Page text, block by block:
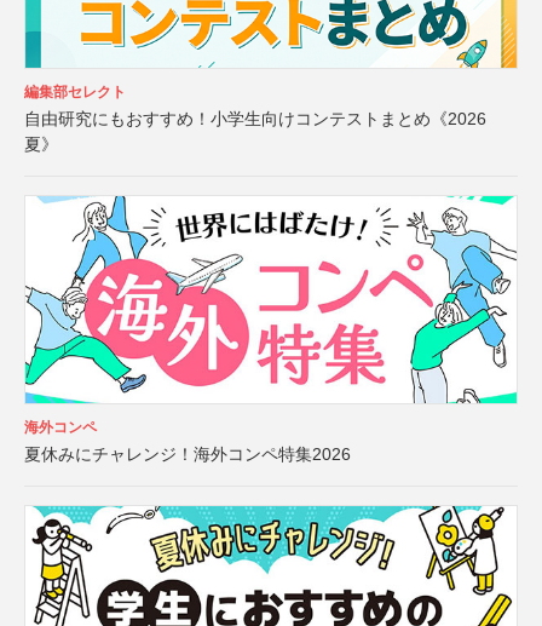
編集部セレクト
自由研究にもおすすめ！小学生向けコンテストまとめ《2026
夏》
海外コンペ
夏休みにチャレンジ！海外コンペ特集2026